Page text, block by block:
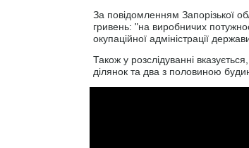
За повідомленням Запорізької
гривень: "на виробничих
окупаційної адміністрації
Також у розслідуванні
ділянок та два з половиною